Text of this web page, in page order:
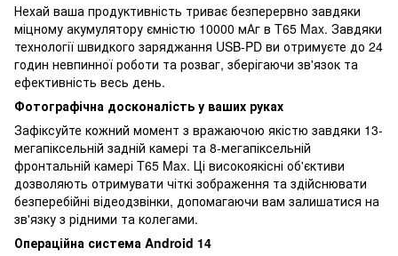
Нехай ваша продуктивність триває безперервно завдяки
міцному акумулятору ємністю 10000 мАг в T65 Max. Завдяки
технології швидкого заряджання USB-PD ви отримуєте до 24
годин невпинної роботи та розваг, зберігаючи зв'язок та
ефективність весь день.
Фотографічна досконалість у ваших руках
Зафіксуйте кожний момент з вражаючою якістю завдяки 13-
мегапіксельній задній камері та 8-мегапіксельній
фронтальній камері T65 Max. Ці високоякісні об'єктиви
дозволяють отримувати чіткі зображення та здійснювати
безперебійні відеодзвінки, допомагаючи вам залишатися на
зв'язку з рідними та колегами.
Операційна система Android 14